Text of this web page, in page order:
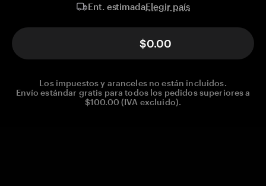
Ent. estimadaElegir país
$0.00
Los impuestos y aranceles no están incluidos.
Envío estándar gratis para todos los pedidos superiores a
$100.00 (IVA excluido).